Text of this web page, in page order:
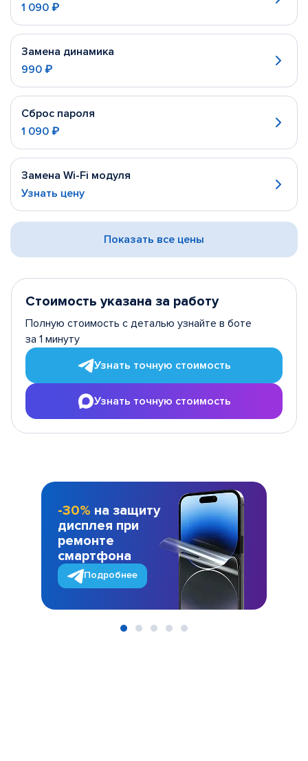
1 090 ₽
Замена динамика
990 ₽
Сброс пароля
1 090 ₽
Замена Wi-Fi модуля
Узнать цену
Показать все цены
Стоимость указана за работу
Полную стоимость с деталью узнайте в боте
за 1 минуту
Узнать точную стоимость
Узнать точную стоимость
-30% на защиту
дисплея при
ремонте
смартфона
Подробнее